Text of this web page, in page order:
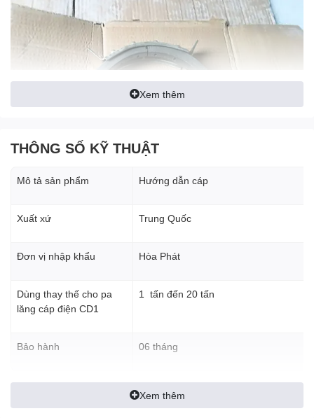
Xem thêm
THÔNG SỐ KỸ THUẬT
Mô tả sản phẩm Hướng dẫn cáp
Xuất xứ Trung Quốc
Đơn vị nhập khẩu Hòa Phát
Dùng thay thế cho pa
lăng cáp điện CD1
1 tấn đến 20 tấn
Bảo hành 06 tháng
Xem thêm